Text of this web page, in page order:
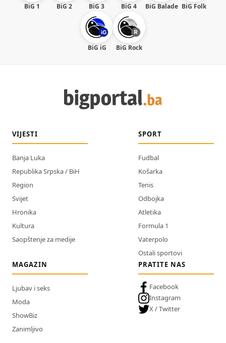
BiG 1 BiG 2 BiG 3 BiG 4 BiG Balade BiG Folk
BiG iG BiG Rock
VIJESTI
Banja Luka
Republika Srpska / BiH
Region
Svijet
Hronika
Kultura
Saopštenje za medije
SPORT
Fudbal
Košarka
Tenis
Odbojka
Atletika
Formula 1
Vaterpolo
Ostali sportovi
MAGAZIN
Ljubav i seks
Moda
ShowBiz
Zanimljivo
PRATITE NAS
Facebook
Instagram
X / Twitter